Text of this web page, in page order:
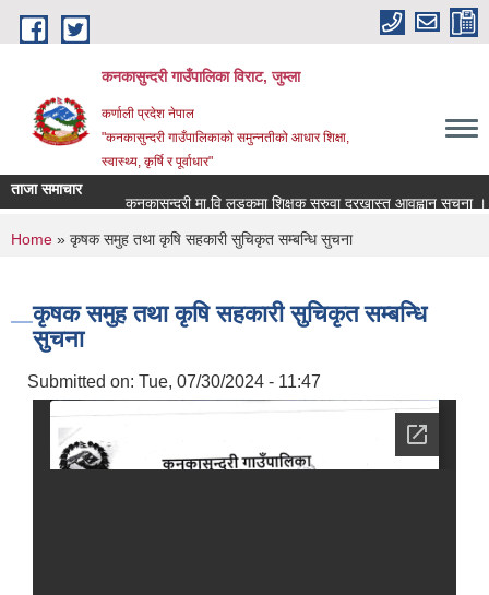
Skip to main content
कनकासुन्दरी गाउँपालिका विराट, जुम्ला
कर्णाली प्रदेश नेपाल
"कनकासुन्दरी गाउँपालिकाको समुन्नतीको आधार शिक्षा,
स्वास्थ्य, कृर्षि र पूर्वाधार"
ताजा समाचार
कनकासुन्दरी मा.वि लुड्कुमा शिक्षक सरुवा दरखास्त आवह्वान सूचना ।
You are here
Home » कृषक समुह तथा कृषि सहकारी सुचिकृत सम्बन्धि सुचना
कृषक समुह तथा कृषि सहकारी सुचिकृत सम्बन्धि
सुचना
Submitted on: Tue, 07/30/2024 - 11:47